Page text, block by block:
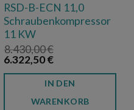
RSD-B-ECN 11,0
Schraubenkompressor
11 KW
8.430,00€
Ursprünglicher
8.430,00 €
6.322,50€Aktueller
ist:
6.322,50 €.
IN DEN
WARENKORB